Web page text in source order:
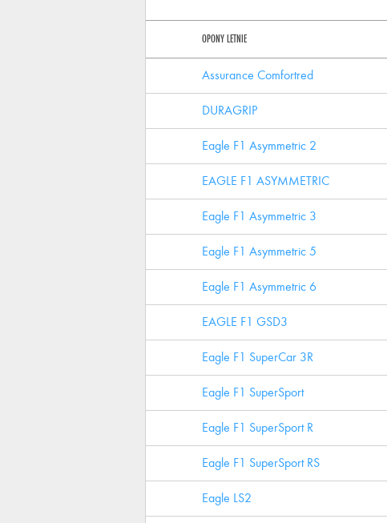
OPONY LETNIE
Assurance Comfortred
DURAGRIP
Eagle F1 Asymmetric 2
EAGLE F1 ASYMMETRIC
Eagle F1 Asymmetric 3
Eagle F1 Asymmetric 5
Eagle F1 Asymmetric 6
EAGLE F1 GSD3
Eagle F1 SuperCar 3R
Eagle F1 SuperSport
Eagle F1 SuperSport R
Eagle F1 SuperSport RS
Eagle LS2